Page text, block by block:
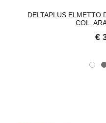
DELTAPLUS ELMETTO
COL.
€